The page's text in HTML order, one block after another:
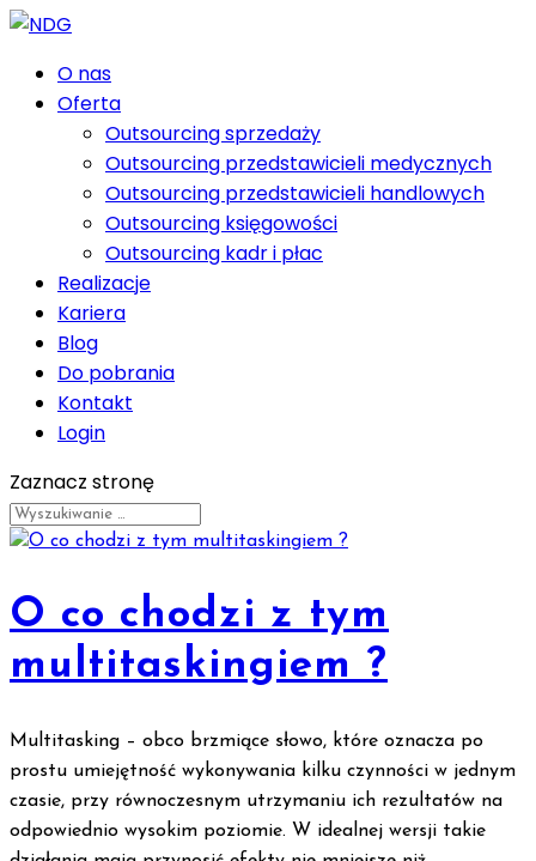
O nas
Oferta
Outsourcing sprzedaży
Outsourcing przedstawicieli medycznych
Outsourcing przedstawicieli handlowych
Outsourcing księgowości
Outsourcing kadr i płac
Realizacje
Kariera
Blog
Do pobrania
Kontakt
Login
Zaznacz stronę
O co chodzi z tym
multitaskingiem ?
Multitasking – obco brzmiące słowo, które oznacza po
prostu umiejętność wykonywania kilku czynności w jednym
czasie, przy równoczesnym utrzymaniu ich rezultatów na
odpowiednio wysokim poziomie. W idealnej wersji takie